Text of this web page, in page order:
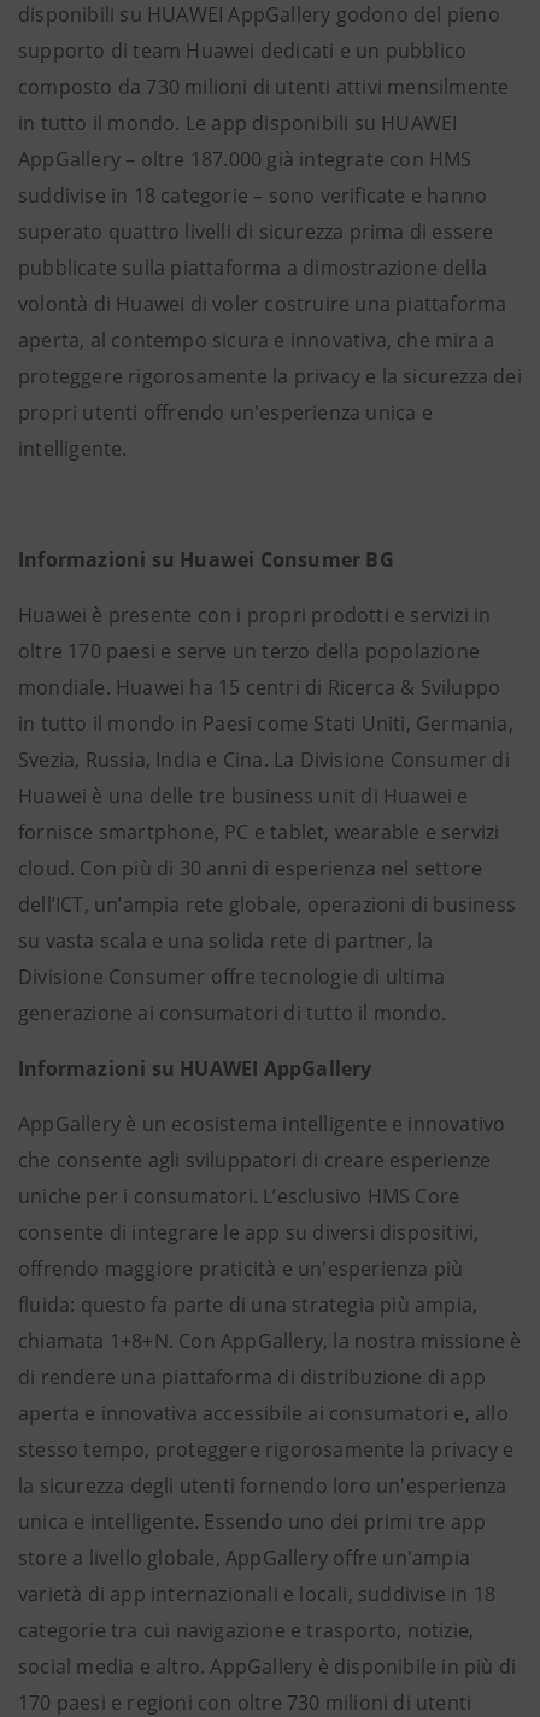
disponibili su HUAWEI AppGallery godono del pieno
supporto di team Huawei dedicati e un pubblico
composto da 730 milioni di utenti attivi mensilmente
in tutto il mondo. Le app disponibili su HUAWEI
AppGallery – oltre 187.000 già integrate con HMS
suddivise in 18 categorie – sono verificate e hanno
superato quattro livelli di sicurezza prima di essere
pubblicate sulla piattaforma a dimostrazione della
volontà di Huawei di voler costruire una piattaforma
aperta, al contempo sicura e innovativa, che mira a
proteggere rigorosamente la privacy e la sicurezza dei
propri utenti offrendo un'esperienza unica e
intelligente.
Informazioni su Huawei Consumer BG
Huawei è presente con i propri prodotti e servizi in
oltre 170 paesi e serve un terzo della popolazione
mondiale. Huawei ha 15 centri di Ricerca & Sviluppo
in tutto il mondo in Paesi come Stati Uniti, Germania,
Svezia, Russia, India e Cina. La Divisione Consumer di
Huawei è una delle tre business unit di Huawei e
fornisce smartphone, PC e tablet, wearable e servizi
cloud. Con più di 30 anni di esperienza nel settore
dell’ICT, un’ampia rete globale, operazioni di business
su vasta scala e una solida rete di partner, la
Divisione Consumer offre tecnologie di ultima
generazione ai consumatori di tutto il mondo.
Informazioni su HUAWEI AppGallery
AppGallery è un ecosistema intelligente e innovativo
che consente agli sviluppatori di creare esperienze
uniche per i consumatori. L’esclusivo HMS Core
consente di integrare le app su diversi dispositivi,
offrendo maggiore praticità e un'esperienza più
fluida: questo fa parte di una strategia più ampia,
chiamata 1+8+N. Con AppGallery, la nostra missione è
di rendere una piattaforma di distribuzione di app
aperta e innovativa accessibile ai consumatori e, allo
stesso tempo, proteggere rigorosamente la privacy e
la sicurezza degli utenti fornendo loro un'esperienza
unica e intelligente. Essendo uno dei primi tre app
store a livello globale, AppGallery offre un'ampia
varietà di app internazionali e locali, suddivise in 18
categorie tra cui navigazione e trasporto, notizie,
social media e altro. AppGallery è disponibile in più di
170 paesi e regioni con oltre 730 milioni di utenti